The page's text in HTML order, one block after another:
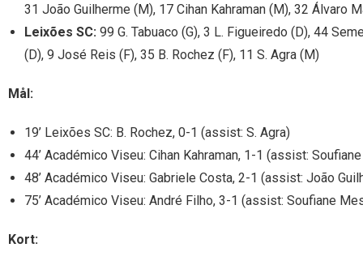
31 João Guilherme (M), 17 Cihan Kahraman (M), 32 Álvaro
Leixões SC: 99 G. Tabuaco (G), 3 L. Figueiredo (D), 44
(D), 9 José Reis (F), 35 B. Rochez (F), 11 S. Agra (M)
Mål:
19’ Leixões SC: B. Rochez, 0-1 (assist: S. Agra)
44’ Académico Viseu: Cihan Kahraman, 1-1 (assist:
48’ Académico Viseu: Gabriele Costa, 2-1 (assist: João
75’ Académico Viseu: André Filho, 3-1 (assist: Soufiane
Kort: